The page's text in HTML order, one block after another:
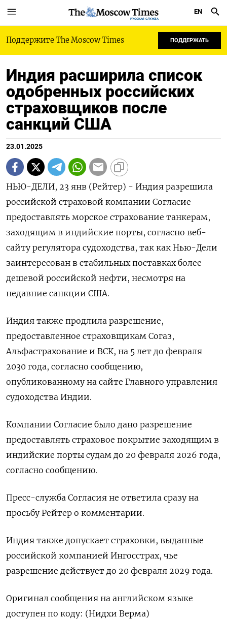
РУССКАЯ СЛУЖБА
EN
Поддержите The Moscow Times ПОДДЕРЖАТЬ
Индия расширила список
одобренных российских
страховщиков после
санкций США
23.01.2025
НЬЮ-ДЕЛИ, 23 янв (Рейтер) - Индия разрешила
российской страховой компании Согласие
предоставлять морское страхование танкерам,
заходящим в индийские порты, согласно веб-
сайту регулятора судоходства, так как Нью-Дели
заинтересован в стабильных поставках более
дешевой российской нефти, несмотря на
недавние санкции США.
Индия также продлила разрешение,
предоставленное страховщикам Согаз,
Альфастрахование и ВСК, на 5 лет до февраля
2030 года, согласно сообщению,
опубликованному на сайте Главного управления
судоходства Индии.
Компании Согласие было дано разрешение
предоставлять страховое покрытие заходящим в
индийские порты судам до 20 февраля 2026 года,
согласно сообщению.
Пресс-служба Согласия не ответила сразу на
просьбу Рейтер о комментарии.
Индия также допускает страховки, выданные
российской компанией Ингосстрах, чье
разрешение действует до 20 февраля 2029 года.
Оригинал сообщения на английском языке
доступен по коду: (Нидхи Верма)